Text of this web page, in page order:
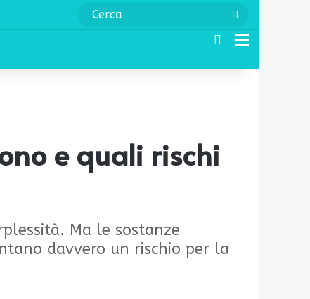
Cerca
e quali rischi
Ma le sostanze
davvero un rischio per la